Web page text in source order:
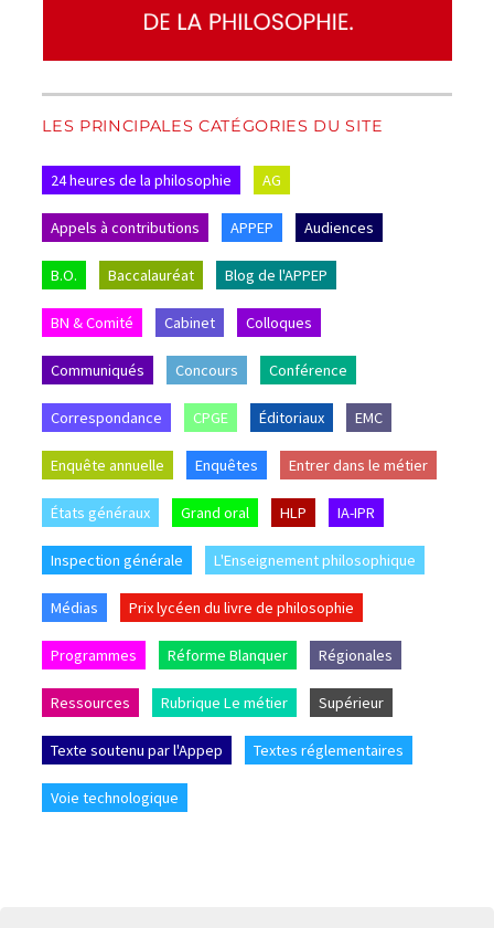
LES PRINCIPALES CATÉGORIES DU SITE
24 heures de la philosophie AG
Appels à contributions APPEP Audiences
B.O. Baccalauréat Blog de l'APPEP
BN & Comité Cabinet Colloques
Communiqués Concours Conférence
Correspondance CPGE Éditoriaux EMC
Enquête annuelle Enquêtes Entrer dans le métier
États généraux Grand oral HLP IA-IPR
Inspection générale L'Enseignement philosophique
Médias Prix lycéen du livre de philosophie
Programmes Réforme Blanquer Régionales
Ressources Rubrique Le métier Supérieur
Texte soutenu par l'Appep Textes réglementaires
Voie technologique